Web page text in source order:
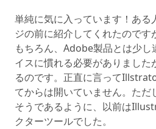
単純に気に入っています！ある
ジの前に紹介してくれたのです
もちろん、Adobe製品とは少し
イスに慣れる必要がありました
るのです。正直に言って
てからは開いていません。た
そうであるように、以前は
クターツールでした。